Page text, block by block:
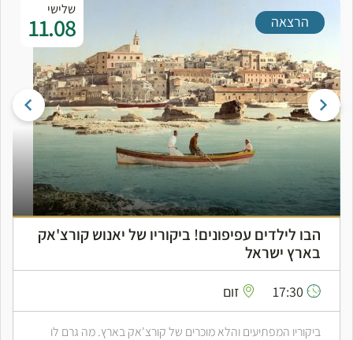
שלישי
11.08 הרצאה
הבו לילדים עפיפונים! ביקוריו של יאנוש קורצ'אק
בארץ ישראל
זום
ביקוריו המפתיעים והלא מוכרים של קורצ'אק בארץ. מה גרם לו